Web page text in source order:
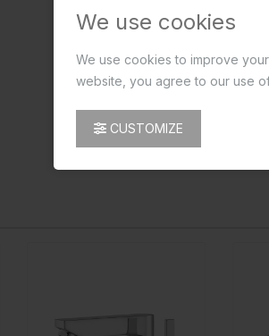
We use cookies
We use cookies to improve
website, you agree to our use
CUSTOMIZE